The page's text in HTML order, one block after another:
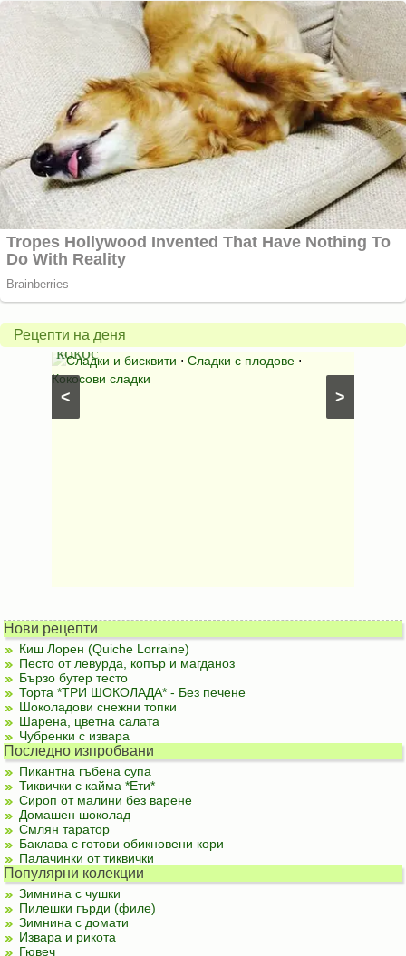
Рецепти на деня
>
<
Бисквити
с
горски
плодове
и
кокос
Сладки и бисквити ⋅ Сладки с плодове ⋅
Кокосови сладки
ден*
Нови рецепти
Киш Лорен (Quiche Lorraine)
Песто от левурда, копър и магданоз
Бързо бутер тесто
Торта *ТРИ ШОКОЛАДА* - Без печене
Шоколадови снежни топки
Шарена, цветна салата
Чубренки с извара
Последно изпробвани
Пикантна гъбена супа
Тиквички с кайма *Ети*
Сироп от малини без варене
Домашен шоколад
Смлян таратор
Баклава с готови обикновени кори
Палачинки от тиквички
Популярни колекции
Зимнина с чушки
Пилешки гърди (филе)
Зимнина с домати
Извара и рикота
Гювеч